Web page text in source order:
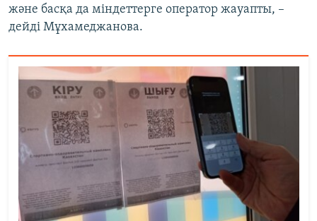
және басқа да міндеттерге оператор жауапты, –
дейді Мұхамеджанова.